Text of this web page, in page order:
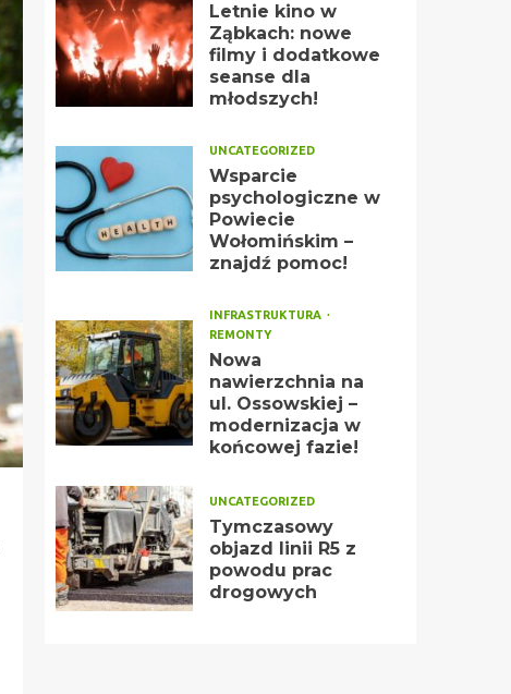
Letnie kino w
Ząbkach: nowe
filmy i dodatkowe
seanse dla
młodszych!
UNCATEGORIZED
Wsparcie
psychologiczne w
Powiecie
Wołomińskim –
znajdź pomoc!
INFRASTRUKTURA
REMONTY
Nowa
nawierzchnia na
ul. Ossowskiej –
modernizacja w
końcowej fazie!
UNCATEGORIZED
Tymczasowy
objazd linii R5 z
powodu prac
drogowych